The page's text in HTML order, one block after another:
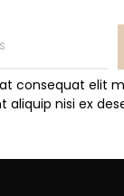
consequat elit
nisi ex